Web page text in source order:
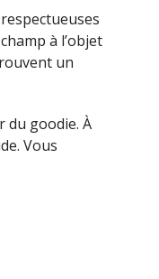
à l’objet
un
du goodie. À
Vous